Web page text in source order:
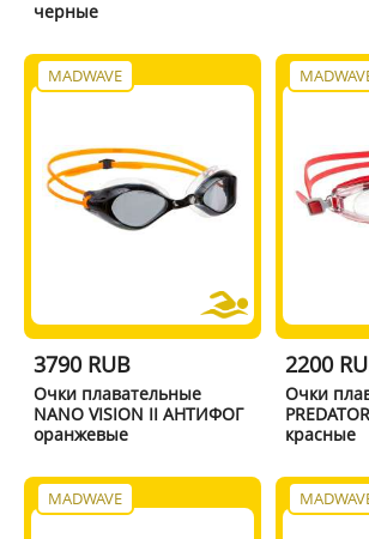
черные
MADWAVE
3790 RUB
Очки плавательные
NANO VISION II АНТИФОГ
оранжевые
2200
Очки
красные
MADWAVE